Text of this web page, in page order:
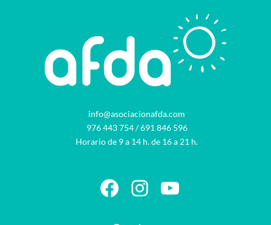
info@asociacionafda.com
976 443 754/691 846 596
Horario de 9 a 14 h. de 16 a 21 h.
Facebook
Instagram
YouTube